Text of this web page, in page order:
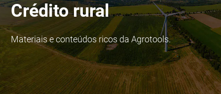
Crédito rural
Materiais e conteúdos ricos da Agrotools.